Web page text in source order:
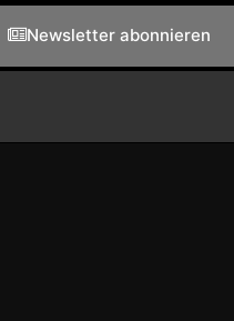
Newsletter abonnieren